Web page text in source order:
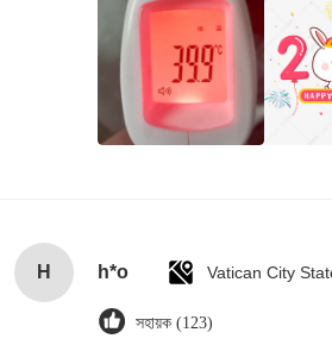
H h*o
সহায়ক (123)